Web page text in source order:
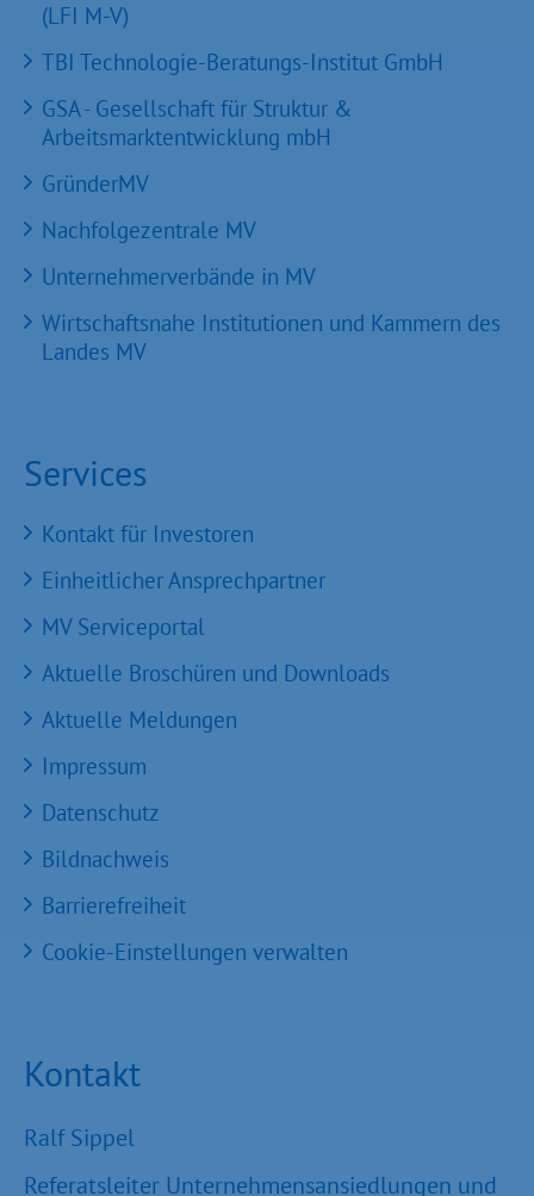
(LFI M-V)
TBI Technologie-Beratungs-Institut GmbH
GSA - Gesellschaft für Struktur &
Arbeitsmarktentwicklung mbH
GründerMV
Nachfolgezentrale MV
Unternehmerverbände in MV
Wirtschaftsnahe Institutionen und Kammern des
Landes MV
Services
Kontakt für Investoren
Einheitlicher Ansprechpartner
MV Serviceportal
Aktuelle Broschüren und Downloads
Aktuelle Meldungen
Impressum
Datenschutz
Bildnachweis
Barrierefreiheit
Cookie-Einstellungen verwalten
Kontakt
Ralf Sippel
Referatsleiter Unternehmensansiedlungen und